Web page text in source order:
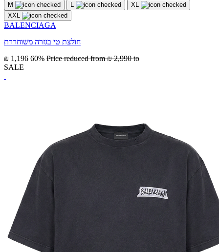
M L
XL
XXL
BALENCIAGA
חולצת טי בגזרה משוחררת
₪ 1,196 60% Price reduced from₪ 2,990 to
SALE